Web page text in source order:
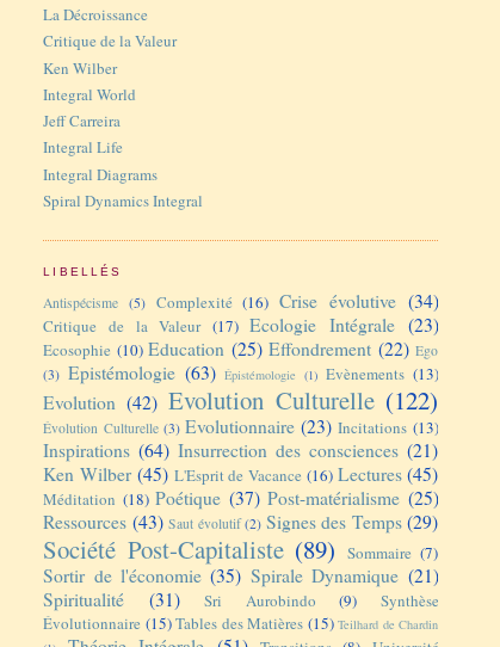
La Décroissance
Critique de la Valeur
Ken Wilber
Integral World
Jeff Carreira
Integral Life
Integral Diagrams
Spiral Dynamics Integral
LIBELLÉS
Antispécisme (5) Complexité (16) Crise évolutive (34)
Critique de la Valeur (17) Ecologie Intégrale (23)
Ecosophie (10) Education (25) Effondrement (22) Ego
(3) Epistémologie (63) Épistémologie (1) Evènements (13)
Evolution (42) Evolution Culturelle (122)
Évolution Culturelle (3) Evolutionnaire (23) Incitations (13)
Inspirations (64) Insurrection des consciences (21)
Ken Wilber (45) L'Esprit de Vacance (16) Lectures (45)
Méditation (18) Poétique (37) Post-matérialisme (25)
Ressources (43) Saut évolutif (2) Signes des Temps (29)
Société Post-Capitaliste (89) Sommaire (7)
Sortir de l'économie (35) Spirale Dynamique (21)
Spiritualité
(31) Sri Aurobindo (9)
Synthèse
Évolutionnaire (15)Tables des Matières (15) Teilhard de Chardin